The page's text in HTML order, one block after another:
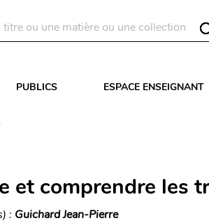
PUBLICS ESPACE ENSEIGNANT
et comprendre les
: Guichard Jean-Pierre